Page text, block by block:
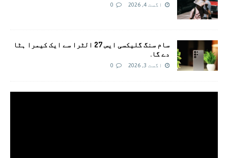
اگست 4, 2026 0
سام سنگ گلیکسی ایس 27 الٹرا سے ایک کیمرا ہٹا
دے گا.
اگست 3, 2026 0